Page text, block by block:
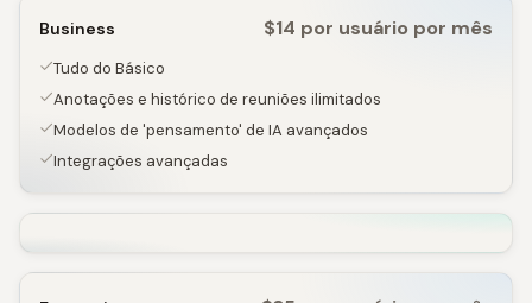
Business $14 por usuário por mês
Tudo do Básico
Anotações e histórico de reuniões ilimitados
Modelos de 'pensamento' de IA avançados
Integrações avançadas